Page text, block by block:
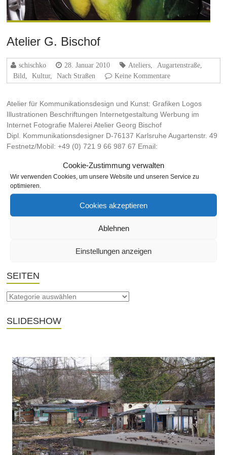
Cookie-Zustimmung verwalten
Wir verwenden Cookies, um unsere Website und unseren Service zu
optimieren.
Cookies akzeptieren
Ablehnen
Einstellungen anzeigen
Atelier G. Bischof
schischko 28. Januar 2010 Ateliers Augartenstraße
Bild
Kultur, Nach Straßen Keine Kommentare
Atelier für Kommunikationsdesign und Kunst: Grafiken Logos
Illustrationen Beschriftungen Internetgestaltung Werbung im
Internet Fotografie Malerei Atelier Georg Bischof
Dipl. Kommunikationsdesigner D-76137 Karlsruhe Augartenstr. 49
Festnetz/Mobil: +49 (0) 721 9 66 987 67 Email:
Weiterlesen
SEITEN
SLIDESHOW